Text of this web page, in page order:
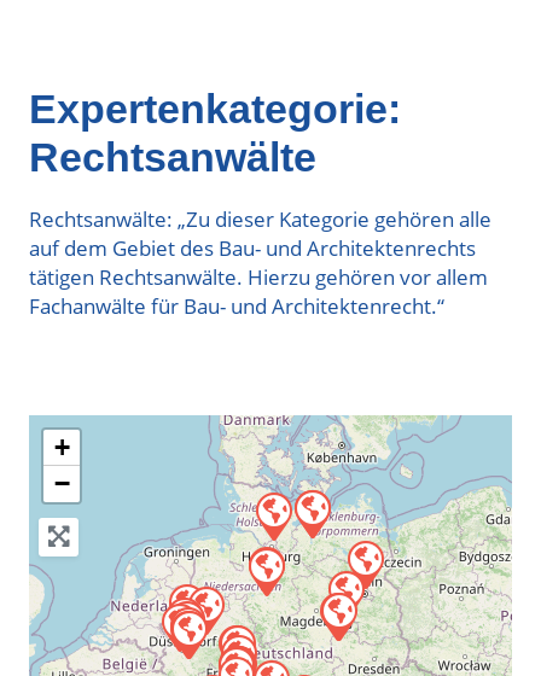
Expertenkategorie:
Rechtsanwälte
Rechtsanwälte: „Zu dieser Kategorie gehören alle
auf dem Gebiet des Bau- und Architektenrechts
tätigen Rechtsanwälte. Hierzu gehören vor allem
Fachanwälte für Bau- und Architektenrecht.“
+
−